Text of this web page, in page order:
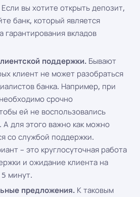
вы хотите открыть депозит,
банк, который является
гарантирования вкладов
поддержки. Бывают
клиент не может разобраться
банка. Например, при
срочно
ей не воспользовались
для этого важно как можно
со службой поддержки.
– это круглосуточная работа
и ожидание клиента на
минут.
предложения. К таковым